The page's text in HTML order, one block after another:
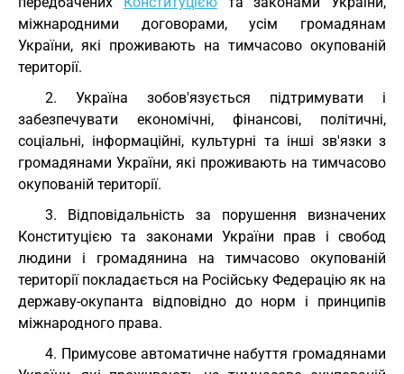
міжнародними договорами, усім громадянам
України, які проживають на тимчасово окупованій
території.
2. Україна зобов'язується підтримувати і
забезпечувати економічні, фінансові, політичні,
соціальні, інформаційні, культурні та інші зв'язки з
громадянами України, які проживають на тимчасово
окупованій території.
3. Відповідальність за порушення визначених
Конституцією та законами України прав і свобод
людини і громадянина на тимчасово окупованій
території покладається на Російську Федерацію як на
державу-окупанта відповідно до норм і принципів
міжнародного права.
4. Примусове автоматичне набуття громадянами